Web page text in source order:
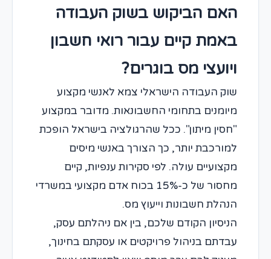
האם הביקוש בשוק העבודה
באמת קיים עבור רואי חשבון
ויועצי מס בוגרים?
שוק העבודה הישראלי צמא לאנשי מקצוע
מיומנים בתחומי החשבונאות. מדובר במקצוע
"חסין מיתון". ככל שהרגולציה בישראל הופכת
למורכבת יותר, כך הצורך באנשי מיסים
מקצועיים עולה. לפי סקירות ענפיות, קיים
מחסור של כ-15% בכוח אדם מקצועי במשרדי
הנהלת חשבונות וייעוץ מס.
הניסיון הקודם שלכם, בין אם ניהלתם עסק,
עבדתם בניהול פרויקטים או עסקתם בחינוך,